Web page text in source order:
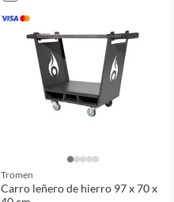
Tromen
Carro leñero de hierro 97 x 70 x